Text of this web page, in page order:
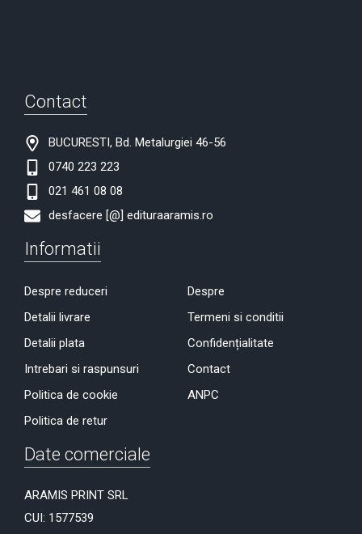
Contact
BUCURESTI, Bd. Metalurgiei 46-56
0740 223 223
021 461 08 08
desfacere [@] edituraaramis.ro
Informatii
Despre reduceri
Detalii livrare
Detalii plata
Intrebari si raspunsuri
Politica de cookie
Politica de retur
Despre
Termeni si conditii
Confidențialitate
Contact
ANPC
Date comerciale
ARAMIS PRINT SRL
CUI: 1577539